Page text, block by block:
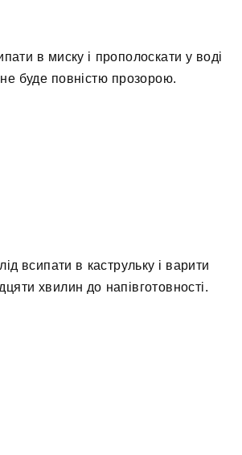
в миску і прополоскати у воді
буде повністю прозорою.
всипати в каструльку і варити
хвилин до напівготовності.